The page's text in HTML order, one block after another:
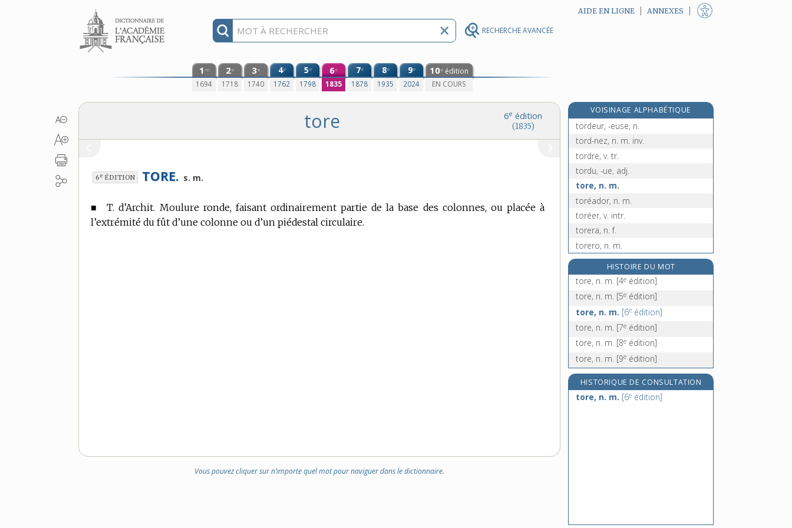
RECHERCHE AVANCÉE
Aller au contenu AIDE EN LIGNE ANNEXES
1 re
1694
2e
1718
3e
1740
4e
1762
5e
1798
6e
1835
7e
1878
8e
1935
9e
2024
10e édition
EN COURS
6e édition
(1835)
tore
6e ÉDITION TORE. s. m.
■T. d’Archit. Moulure ronde, faisant ordinairement partie de la base des colonnes, ou placée à
l’extrémité du fût d’une colonne ou d’un piédestal circulaire.
Vous pouvez cliquer sur n’importe quel mot pour naviguer dans le dictionnaire.
VOISINAGE ALPHABÉTIQUE
tord-boyaux, n. m. inv.
tordeur, -euse, n.
tord-nez, n. m. inv.
tordre, v. tr.
tordu, -ue, adj.
tore, n. m.
toréador, n. m.
toréer, v. intr.
torera, n. f.
torero, n. m.
toreutique, n. f.
torgnole, n. f.
torique, adj.
HISTOIRE DU MOT
tore, n. m. [4e édition]
tore, n. m. [5e édition]
tore, n. m. [6e édition]
tore, n. m. [7e édition]
tore, n. m. [8e édition]
tore, n. m. [9e édition]
HISTORIQUE DE CONSULTATION
tore, n. m. [6e édition]